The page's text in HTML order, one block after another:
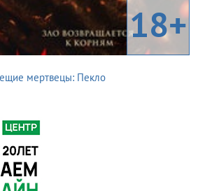
18+
мертвецы: Пекло